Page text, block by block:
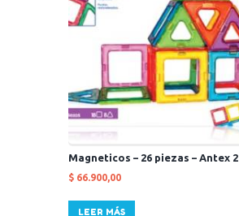
Magneticos – 26 piezas – Antex 2
$ 66.900,00
LEER MÁS